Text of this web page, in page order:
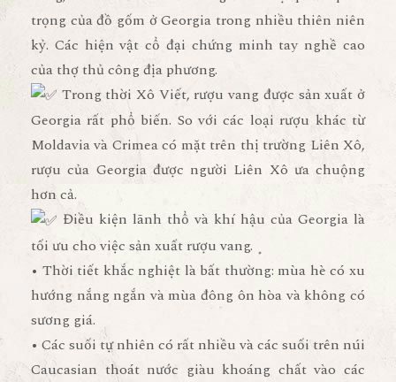
trọng của đồ gốm ở Georgia trong nhiều thiên niên
kỷ. Các hiện vật cổ đại chứng minh tay nghề cao
của thợ thủ công địa phương.
Trong thời Xô Viết, rượu vang được sản xuất ở
Georgia rất phổ biến. So với các loại rượu khác từ
Moldavia và Crimea có mặt trên thị trường Liên Xô,
rượu của Georgia được người Liên Xô ưa chuộng
hơn cả.
Điều kiện lãnh thổ và khí hậu của Georgia là
tối ưu cho việc sản xuất rượu vang.
• Thời tiết khắc nghiệt là bất thường: mùa hè có xu
hướng nắng ngắn và mùa đông ôn hòa và không có
sương giá.
• Các suối tự nhiên có rất nhiều và các suối trên núi
Caucasian thoát nước giàu khoáng chất vào các